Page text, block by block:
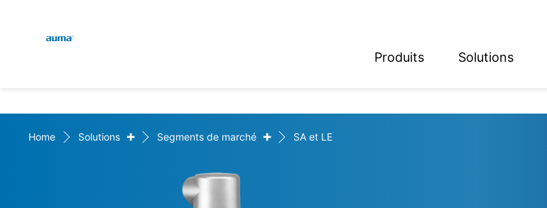
Produits Solutions
Europe
Asie et Océanie
Deutsch
Home Solutions + Segments de marché + SA et LE